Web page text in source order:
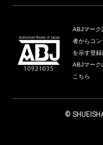
ABJマーク
者からコ
を示す登
ABJマーク
こちら
©